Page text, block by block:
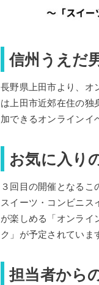
信州うえだ
長野県上田市より、オ
は上田市近郊在住の独
加できるオンラインイ
お気に入り
３回目の開催となるこ
スイーツ・コンビニス
が楽しめる「オンライ
ク」が予定されていま
担当者から